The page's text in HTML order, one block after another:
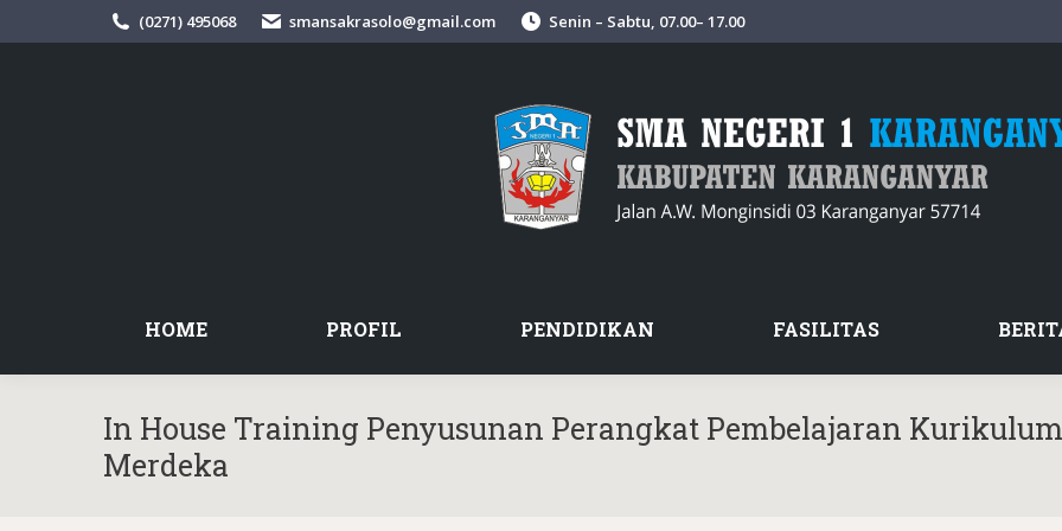
(0271) 495068 smansakrasolo@gmail.com Senin – Sabtu, 07.00– 17.00
HOME PROFIL PENDIDIKAN FASILITAS
In House Training Penyusunan Perangkat Pembelajaran Kurikulum
Merdeka